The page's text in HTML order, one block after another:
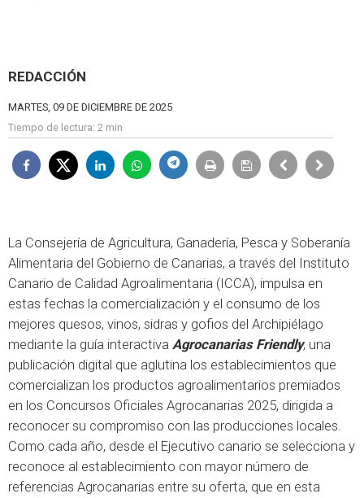
REDACCIÓN
MARTES, 09 DE DICIEMBRE DE 2025
Tiempo de lectura: 2 min
La Consejería de Agricultura, Ganadería, Pesca y Soberanía
Alimentaria del Gobierno de Canarias, a través del Instituto
Canario de Calidad Agroalimentaria (ICCA), impulsa en
estas fechas la comercialización y el consumo de los
mejores quesos, vinos, sidras y gofios del Archipiélago
mediante la guía interactiva Agrocanarias Friendly, una
publicación digital que aglutina los establecimientos que
comercializan los productos agroalimentarios premiados
en los Concursos Oficiales Agrocanarias 2025, dirigida a
reconocer su compromiso con las producciones locales.
Como cada año, desde el Ejecutivo canario se selecciona y
reconoce al establecimiento con mayor número de
referencias Agrocanarias entre su oferta, que en esta